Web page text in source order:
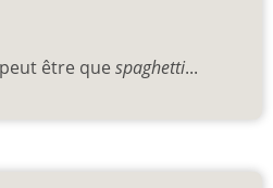
être que spaghetti...